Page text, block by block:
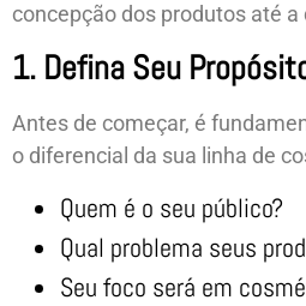
concepção dos produtos até a
1. Defina Seu
Antes de começar, é
o diferencial da sua linha de
Quem é o seu público?
Qual problema seus
Seu foco será em